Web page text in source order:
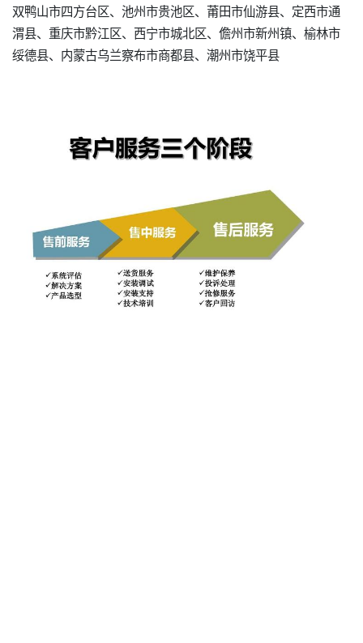
双鸭山市四方台区、池州市贵池区、莆田市仙游县、定西市通
渭县、重庆市黔江区、西宁市城北区、儋州市新州镇、榆林市
绥德县、内蒙古乌兰察布市商都县、潮州市饶平县